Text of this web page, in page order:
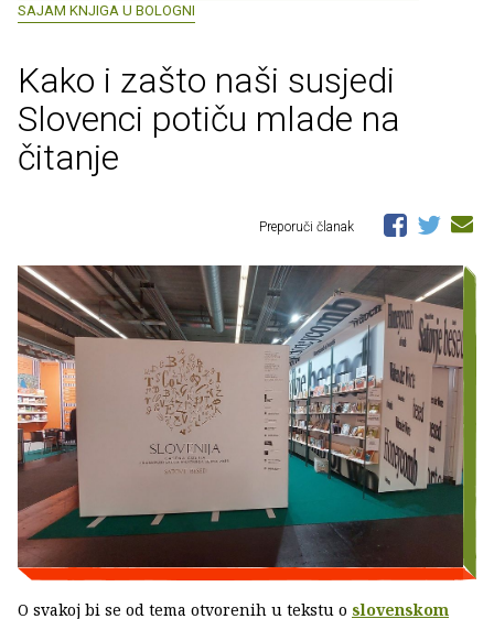
SAJAM KNJIGA U BOLOGNI
Kako i zašto naši susjedi
Slovenci potiču mlade na
čitanje
Preporuči članak
O svakoj bi se od tema otvorenih u tekstu o slovenskom